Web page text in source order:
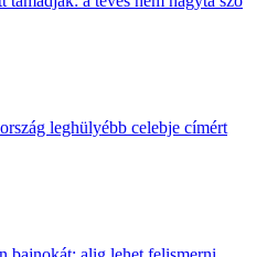
leghülyébb celebje címért